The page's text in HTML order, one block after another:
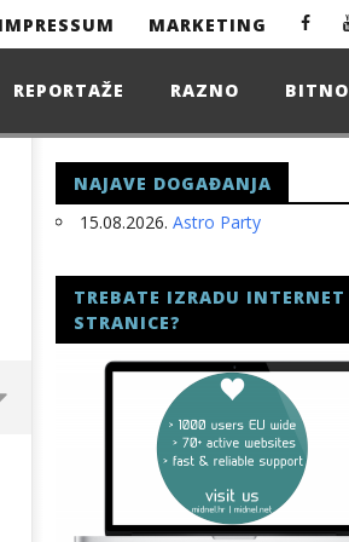
IMPRESSUM MARKETING
REPORTAŽE RAZNO BITNO
NAJAVE DOGAĐANJA
15.08.2026. Astro Party
TREBATE IZRADU INTERNET
STRANICE?